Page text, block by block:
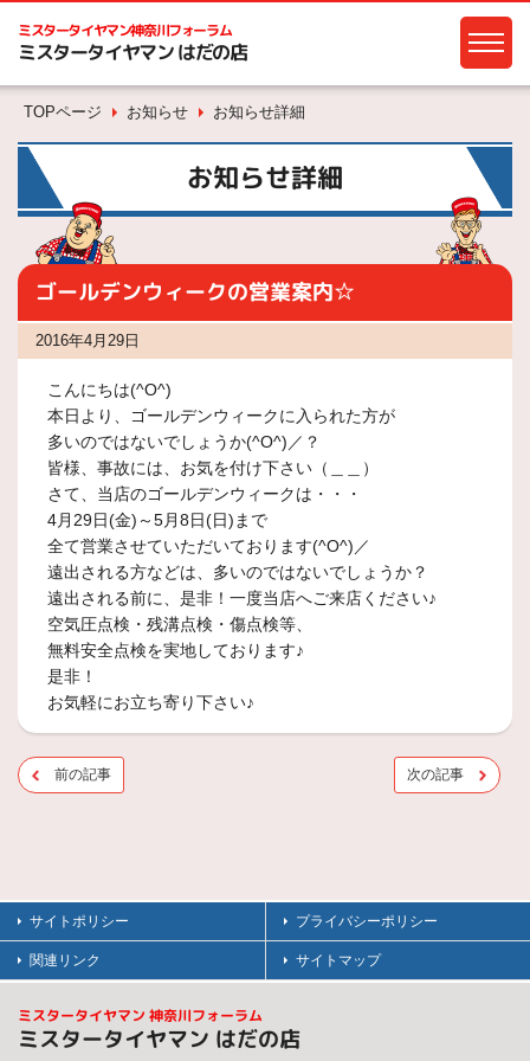
ミスタータイヤマン神奈川フォーラム
ミスタータイヤマン はだの店
TOPページ お知らせ お知らせ詳細
お知らせ詳細
ゴールデンウィークの営業案内☆
2016年4月29日
こんにちは(^O^)
本日より、ゴールデンウィークに入られた方が
多いのではないでしょうか(^O^)／？
皆様、事故には、お気を付け下さい（＿＿）
さて、当店のゴールデンウィークは・・・
4月29日(金)～5月8日(日)まで
全て営業させていただいております(^O^)／
遠出される方などは、多いのではないでしょうか？
遠出される前に、是非！一度当店へご来店ください♪
空気圧点検・残溝点検・傷点検等、
無料安全点検を実地しております♪
是非！
お気軽にお立ち寄り下さい♪
前の記事 次の記事
サイトポリシー プライバシーポリシー
関連リンク サイトマップ
ミスタータイヤマン 神奈川フォーラム
ミスタータイヤマン はだの店